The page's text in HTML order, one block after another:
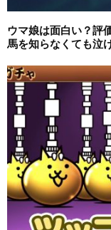
ウマ娘は面白い？評
馬を知らなくても泣